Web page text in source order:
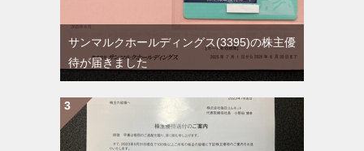
サンマルクホールディングス(3395)の株主優
待が届きました